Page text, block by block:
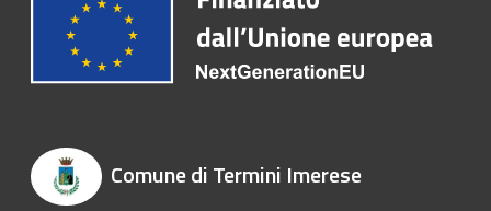
Comune di Termini Imerese